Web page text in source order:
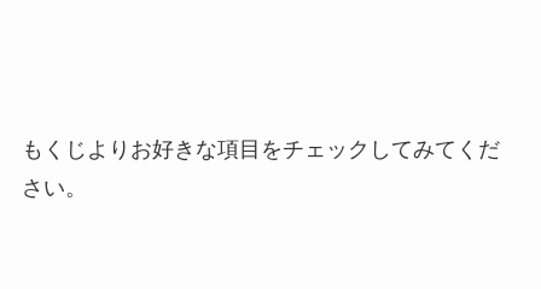
もくじよりお好きな項目をチェックしてみてくだ
さい。